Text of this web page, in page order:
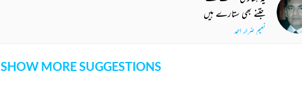
جتنے بھی ستارے ہیں
نعیم ضرار احمد
SHOW MORE SUGGESTIONS